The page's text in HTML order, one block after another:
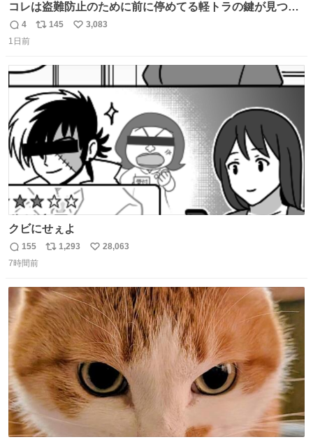
コレは盗難防止のために前に停めてる軽トラの鍵が見つか
らなくて 持ち主すら動かすことができない鉄壁のスープラ
返
信
4
リ
ト
数
145
い
3,083
1日前
クビにせぇよ
返
信
155
リ
ト
数
1,293
い
数
28,063
7時間前